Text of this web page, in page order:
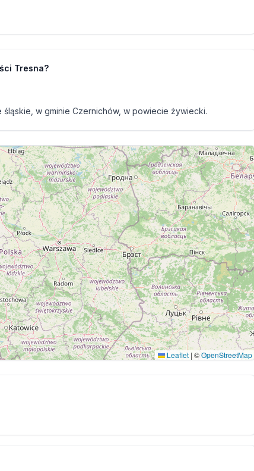
Tresna?
w gminie Czernichów, w powiecie żywiecki.
Leaflet | ©OpenStreetMap